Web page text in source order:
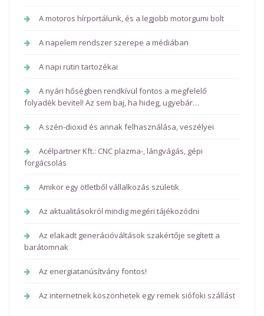
A motoros hírportálunk, és a legjobb motorgumi bolt
A napelem rendszer szerepe a médiában
A napi rutin tartozékai
A nyári hőségben rendkívül fontos a megfelelő
folyadék bevitel! Az sem baj, ha hideg, ugyebár…
A szén-dioxid és annak felhasználása, veszélyei
Acélpartner Kft.: CNC plazma-, lángvágás, gépi
forgácsolás
Amikor egy ötletből vállalkozás születik
Az aktualitásokról mindig megéri tájékozódni
Az elakadt generációváltások szakértője segített a
barátomnak
Az energiatanúsítvány fontos!
Az internetnek köszönhetek egy remek siófoki szállást